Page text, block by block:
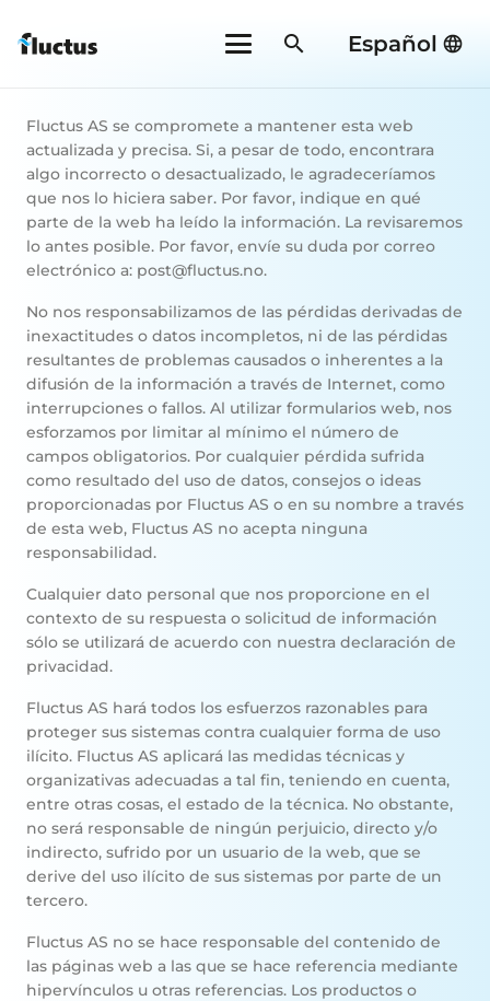
search Español
Fluctus AS se compromete a mantener esta web
actualizada y precisa. Si, a pesar de todo, encontrara
algo incorrecto o desactualizado, le agradeceríamos
que nos lo hiciera saber. Por favor, indique en qué
parte de la web ha leído la información. La revisaremos
lo antes posible. Por favor, envíe su duda por correo
electrónico a: post@fluctus.no.
No nos responsabilizamos de las pérdidas derivadas de
inexactitudes o datos incompletos, ni de las pérdidas
resultantes de problemas causados o inherentes a la
difusión de la información a través de Internet, como
interrupciones o fallos. Al utilizar formularios web, nos
esforzamos por limitar al mínimo el número de
campos obligatorios. Por cualquier pérdida sufrida
como resultado del uso de datos, consejos o ideas
proporcionadas por Fluctus AS o en su nombre a través
de esta web, Fluctus AS no acepta ninguna
responsabilidad.
Cualquier dato personal que nos proporcione en el
contexto de su respuesta o solicitud de información
sólo se utilizará de acuerdo con nuestra declaración de
privacidad.
Fluctus AS hará todos los esfuerzos razonables para
proteger sus sistemas contra cualquier forma de uso
ilícito. Fluctus AS aplicará las medidas técnicas y
organizativas adecuadas a tal fin, teniendo en cuenta,
entre otras cosas, el estado de la técnica. No obstante,
no será responsable de ningún perjuicio, directo y/o
indirecto, sufrido por un usuario de la web, que se
derive del uso ilícito de sus sistemas por parte de un
tercero.
Fluctus AS no se hace responsable del contenido de
las páginas web a las que se hace referencia mediante
hipervínculos u otras referencias. Los productos o